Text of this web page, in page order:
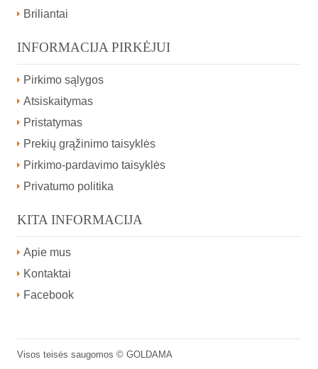
Briliantai
INFORMACIJA PIRKĖJUI
Pirkimo sąlygos
Atsiskaitymas
Pristatymas
Prekių grąžinimo taisyklės
Pirkimo-pardavimo taisyklės
Privatumo politika
KITA INFORMACIJA
Apie mus
Kontaktai
Facebook
Visos teisės saugomos © GOLDAMA